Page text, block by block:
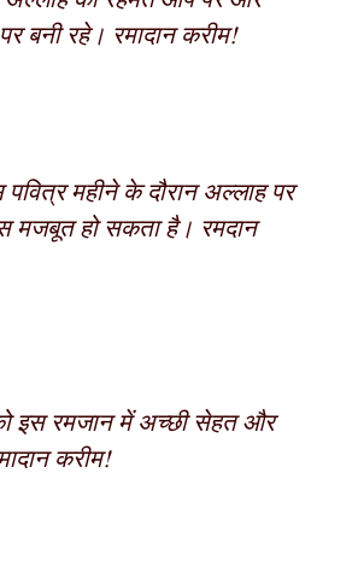
बनी रहे। रमादान करीम!
महीने के दौरान अल्लाह पर
मजबूत हो सकता है। रमदान
इस रमजान में अच्छी सेहत और
करीम!